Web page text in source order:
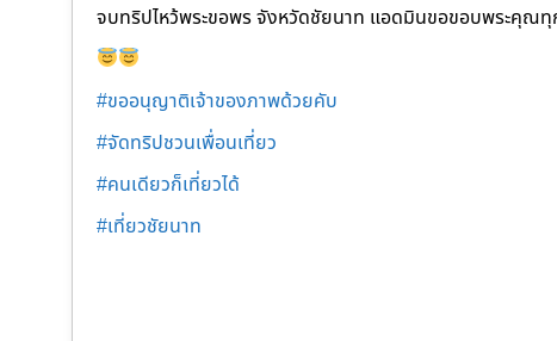
จบทริปไหว้พระขอพร จังหวัดชัยนาท แอดมินขอขอบพระคุณ
#ขออนุญาติเจ้าของภาพด้วยคับ
#จัดทริปชวนเพื่อนเที่ยว
#คนเดียวก็เที่ยวได้
#เที่ยวชัยนาท